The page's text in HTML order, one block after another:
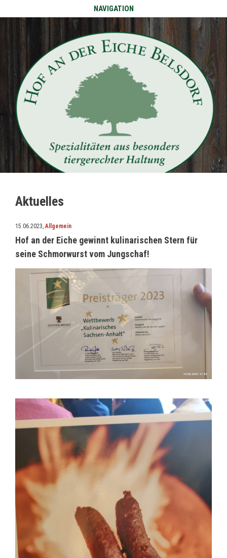
NAVIGATION
Aktuelles
15.06.2023,Allgemein
Hof an der Eiche gewinnt kulinarischen Stern für
seine Schmorwurst vom Jungschaf!